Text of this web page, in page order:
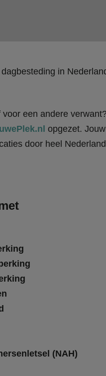
in
een andere
opgezet.
door heel
(NAH)